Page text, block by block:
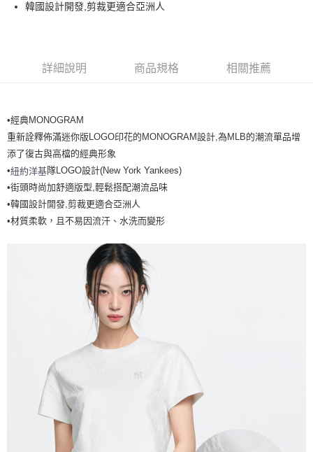
全家取貨付款<未取貨列黑名單/不支援離島取退>
全家取貨<不支援離島取退>
每筆NT$60，滿NT$499(含以上)免運費
7-11取貨付款<未取貨列黑名單/不支援離島取退>
每筆NT$60，滿NT$499(含以上)免運費
7-11取貨<不支援離島取退>
每筆NT$80，滿NT$699(含以上)免運費
韓國設計開發,剪裁更適合亞洲人
詳細說明 商品規格 相關推薦
•經典MONOGRAM
重新詮釋佈滿迷你版LOGO印花的MONOGRAM設計,為MLB的潮流單品增
添了復古與高檔的經典形象
•紐約洋基隊LOGO設計(New York Yankees)
•街頭時尚加舒適版型,輕鬆搭配潮流品味
•韓國設計開發,剪裁更適合亞洲人
•材質柔軟，且不易因流汗、水洗而變形